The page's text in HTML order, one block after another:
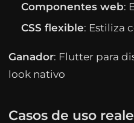
Componentes web:
CSS flexible: Estiliza
Ganador: Flutter para
look nativo
Casos de uso